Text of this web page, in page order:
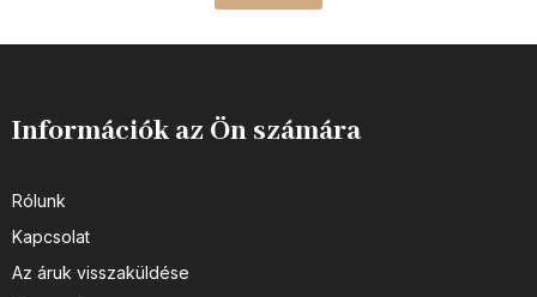
Információk az Ön számára
Rólunk
Kapcsolat
Az áruk visszaküldése